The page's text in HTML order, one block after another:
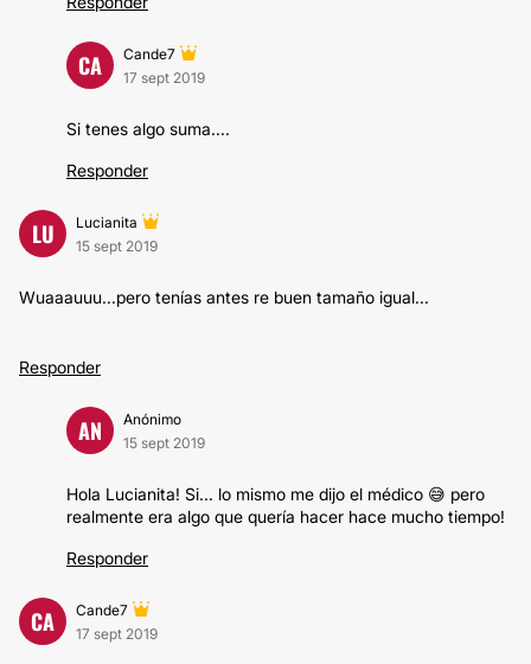
CA
Cande7
17 sept 2019
Si tenes algo suma....
Responder
LU
Lucianita
15 sept 2019
Wuaaauuu...pero tenías antes re buen tamaño igual...
Responder
AN
Anónimo
15 sept 2019
Hola Lucianita! Si... lo mismo me dijo el médico 😅 pero
realmente era algo que quería hacer hace mucho tiempo!
Responder
CA
Cande7
17 sept 2019